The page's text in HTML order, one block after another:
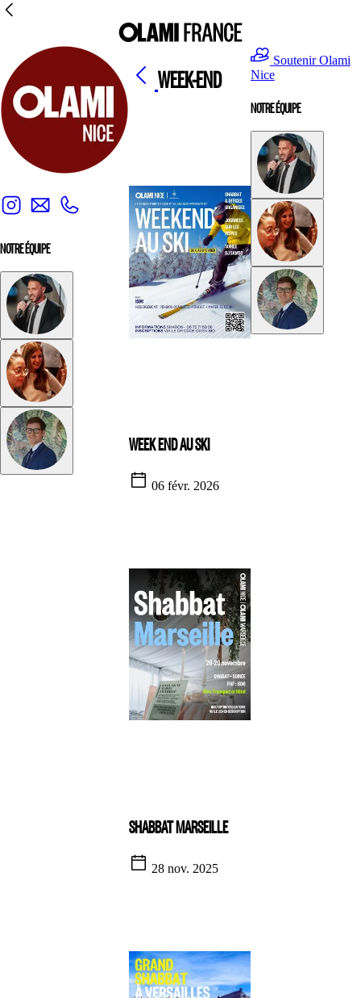
NOTRE ÉQUIPE
WEEK-END
WEEK END AU SKI
06 févr. 2026
SHABBAT MARSEILLE
28 nov. 2025
Soutenir Olami
Nice
NOTRE ÉQUIPE